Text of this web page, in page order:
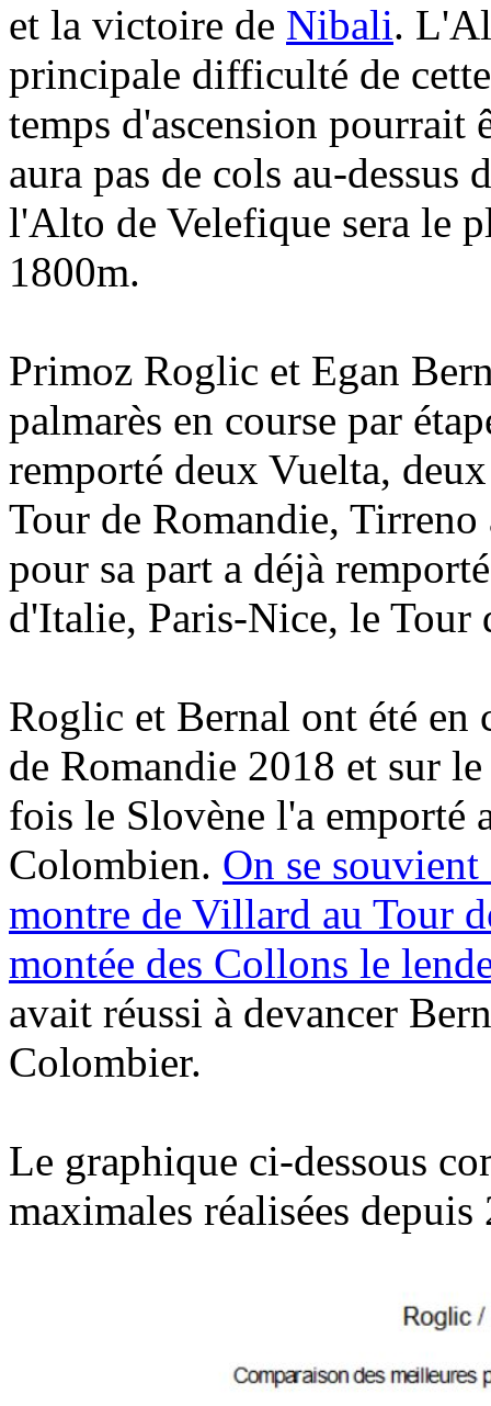
et la victoire de Nibali.
principale difficulté de
temps d'ascension pourrait
aura pas de cols au-
l'Alto de Velefique sera le
1800m.
Primoz Roglic et Egan
palmarès en course par
remporté deux Vuelta,
Tour de Romandie,
pour sa part a déjà
d'Italie, Paris-Nice, le Tour
Roglic et Bernal ont été
de Romandie 2018 et sur
fois le Slovène l'a emporté
Colombien. On se
montre de Villard au Tour
montée des Collons le
avait réussi à devancer
Colombier.
Le graphique ci-dessous
maximales réalisées depuis